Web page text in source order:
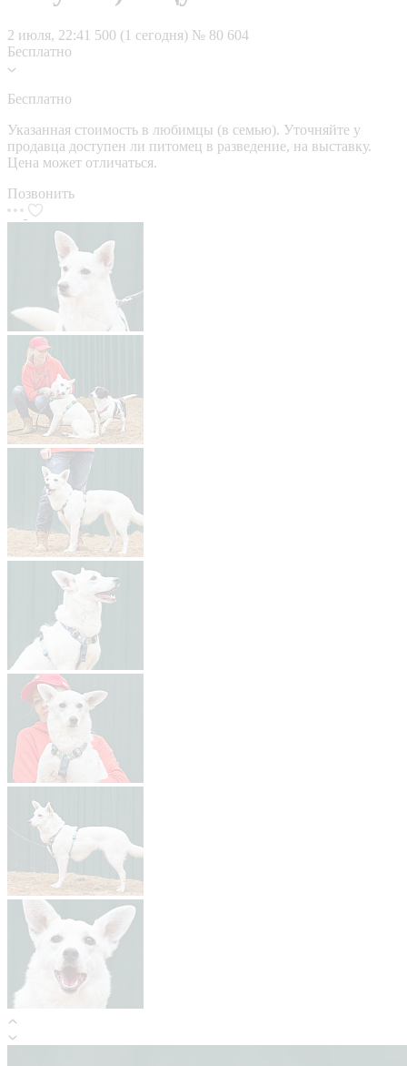
2 июля, 22:41 500 (1 сегодня) № 80 604
Бесплатно
Бесплатно
Указанная стоимость в любимцы (в семью). Уточняйте у
продавца доступен ли питомец в разведение, на выставку.
Цена может отличаться.
Позвонить